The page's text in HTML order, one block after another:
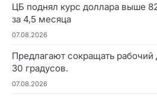
ЦБ поднял курс доллара выше
за 4,5 месяца
07.08.2026
Предлагают сокращать
30 градусов.
07.08.2026